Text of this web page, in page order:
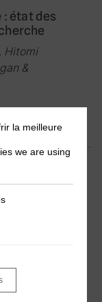
état des
Hitomi
&
cas de
la meilleure
we are using